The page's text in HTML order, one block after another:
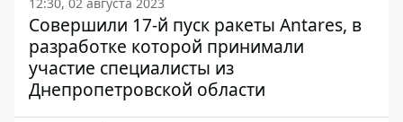
Совершили 17-й пуск ракеты Antares, в
разработке которой принимали
участие специалисты из
Днепропетровской области